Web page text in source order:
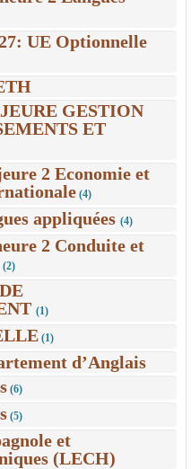
UE Optionnelle
GESTION
ET
2 Economie et
(4)
appliquées (4)
2 Conduite et
(2)
(1)
(1)
d’Anglais
(6)
(5)
et
(LECH)